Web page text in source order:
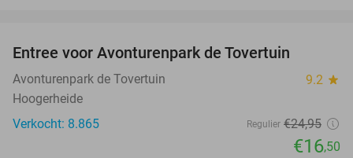
Entree voor Avonturenpark de Tovertuin
Avonturenpark de Tovertuin 9.2 star
Hoogerheide
Verkocht: 8.865
Regulier €24,95
€16,50